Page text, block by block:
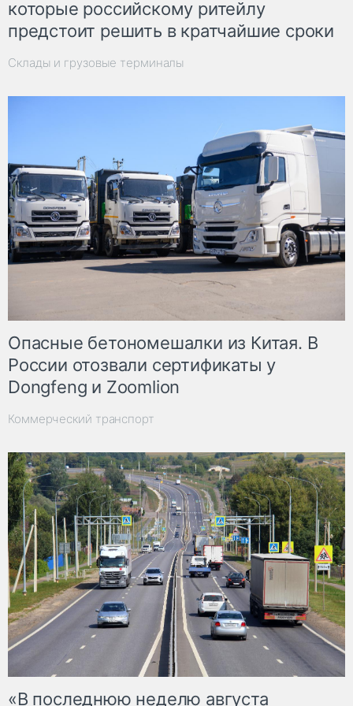
которые российскому ритейлу
предстоит решить в кратчайшие сроки
Склады и грузовые терминалы
Опасные бетономешалки из Китая. В
России отозвали сертификаты у
Dongfeng и Zoomlion
Коммерческий транспорт
«В последнюю неделю августа